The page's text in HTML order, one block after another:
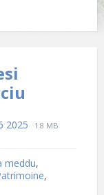
2025 File
File
18 MB
meddu,
,